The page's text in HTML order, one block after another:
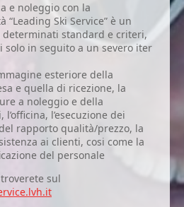
e noleggio con la
Ski Service” è un
determinati standard e criteri,
solo in seguito a un severo iter
esteriore della
e quella di ricezione, la
a noleggio e della
l’esecuzione dei
rapporto qualità/prezzo, la
ai clienti, cosi come la
del personale
sul